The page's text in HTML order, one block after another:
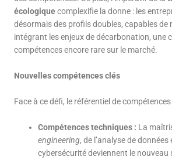
écologiquecomplexifie la donne : les
désormais des profils doubles, capables de
intégrant les enjeux de décarbonation, une
compétences encore rare sur le marché.
Nouvelles compétences clés
Face à ce défi, le référentiel de
Compétences techniques : La
engineering, de l’analyse de données
cybersécurité deviennent le nouveau